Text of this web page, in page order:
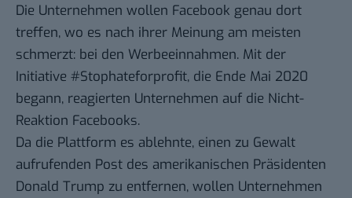
Die Unternehmen wollen Facebook genau dort
treffen, wo es nach ihrer Meinung am meisten
schmerzt: bei den Werbeeinnahmen. Mit der
Initiative #Stophateforprofit, die Ende Mai 2020
begann, reagierten Unternehmen auf die Nicht-
Reaktion Facebooks.
Da die Plattform es ablehnte, einen zu Gewalt
aufrufenden Post des amerikanischen Präsidenten
Donald Trump zu entfernen, wollen Unternehmen